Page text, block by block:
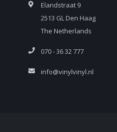
Elandstraat 9
2513 GL Den Haag
The Netherlands
070 - 36 32 777
info@vinylvinyl.nl